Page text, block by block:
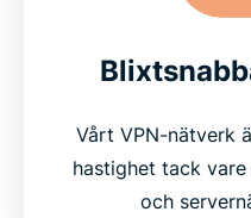
Vårt VPN-nätverk
hastighet tack
och